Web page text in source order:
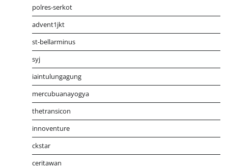
polres-serkot
advent1jkt
st-bellarminus
syj
iaintulungagung
mercubuanayogya
thetransicon
innoventure
ckstar
ceritawan